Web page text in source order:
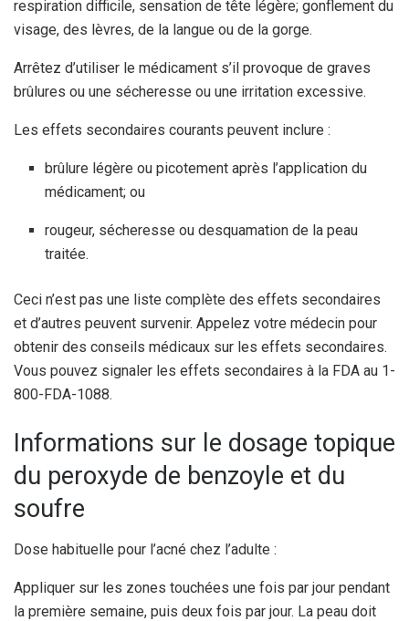
respiration difficile, sensation de tête légère; gonflement du
visage, des lèvres, de la langue ou de la gorge.
Arrêtez d’utiliser le médicament s’il provoque de graves
brûlures ou une sécheresse ou une irritation excessive.
Les effets secondaires courants peuvent inclure :
brûlure légère ou picotement après l’application du
médicament; ou
rougeur, sécheresse ou desquamation de la peau
traitée.
Ceci n’est pas une liste complète des effets secondaires
et d’autres peuvent survenir. Appelez votre médecin pour
obtenir des conseils médicaux sur les effets secondaires.
Vous pouvez signaler les effets secondaires à la FDA au 1-
800-FDA-1088.
Informations sur le dosage topique
du peroxyde de benzoyle et du
soufre
Dose habituelle pour l’acné chez l’adulte :
Appliquer sur les zones touchées une fois par jour pendant
la première semaine, puis deux fois par jour. La peau doit